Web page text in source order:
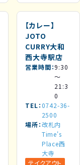
【カレー】
JOTO
CURRY大和
西大寺駅店
営業時間 9:30
～
21:3
0
TEL 0742-36-
2500
場所 改札内
Time's
Place西
大寺
テイクアウト